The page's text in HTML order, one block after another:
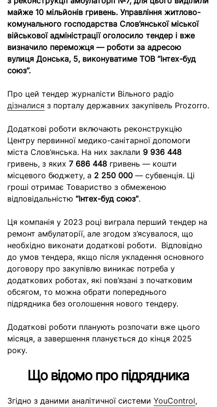
майже 10 мільйонів гривень. Управління житлово-
комунального господарства Слов’янської міської
військової адміністрації оголосило тендер і вже
визначило переможця — роботи за адресою
вулиця Донська, 5, виконуватиме ТОВ “Інтех-буд
союз”.
Про цей тендер журналісти Вільного радіо
дізналися з порталу державних закупівель Prozorro.
Додаткові роботи включають реконструкцію
Центру первинної медико-санітарної допомоги
міста Слов’янська. На них заклали 9 936 448
гривень, з яких 7 686 448 гривень — кошти
місцевого бюджету, а 2 250 000 — субвенція. Ці
гроші отримає Товариство з обмеженою
відповідальністю “Інтех-буд союз”.
Ця компанія у 2023 році виграла перший тендер на
ремонт амбулаторії, але згодом з’ясувалося, що
необхідно виконати додаткові роботи. Відповідно
до умов тендера, якщо після укладення основного
договору про закупівлю виникає потреба у
додаткових роботах, які пов’язані з початковим
обсягом, то можна обрати попереднього
підрядника без оголошення нового тендеру.
Додаткові роботи планують розпочати вже цього
місяця, а завершення планується до кінця 2025
року.
Що відомо про підрядника
Згідно з даними аналітичної системи YouControl,